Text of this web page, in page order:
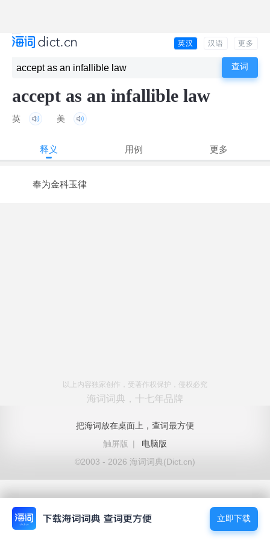
英汉 汉语 更多
accept as an infallible law
英 美
释义 用例 更多
奉为金科玉律
以上内容独家创作，受著作权保护，侵权必究
海词词典，十七年品牌
把海词放在桌面上，查词最方便
触屏版
|
电脑版
©2003 - 2026 海词词典(Dict.cn)
立即下载
立即下载